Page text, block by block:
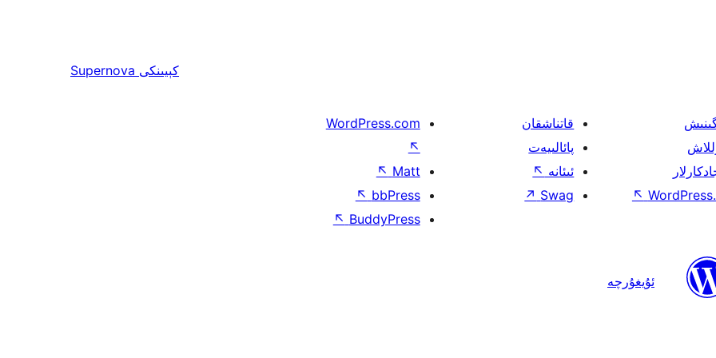
كېيىنكى Supernova
↖
قاتناشقان
پائالىيەت
ئىئانە ↖
Swag
↗
WordPress.com
↖
Matt
↖
bbPress
↖
BuddyPress
↖
ئۇيغۇرچە